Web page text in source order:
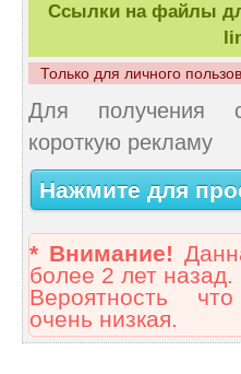
Ссылки на файлы
Только для личного
Для получения
короткую рекламу
Нажмите для
* Внимание!
более 2 лет назад.
Вероятность
очень низкая.